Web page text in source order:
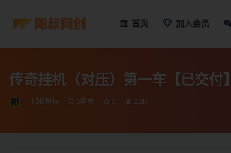
首页 加入会员
传奇挂机（对压）第一车【已交付】
阳叔担保 3年前 0 2.2K